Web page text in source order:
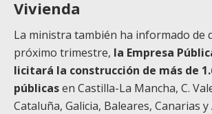
Vivienda
La ministra también ha informado de
próximo trimestre, la Empresa
licitará la construcción de más de
públicasen Castilla-La Mancha, C.
Cataluña, Galicia, Baleares, Canarias y